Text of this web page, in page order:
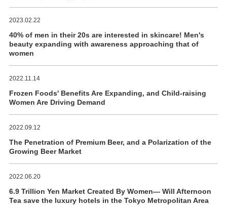
2023.02.22
40% of men in their 20s are interested in skincare! Men's
beauty expanding with awareness approaching that of
women
2022.11.14
Frozen Foods' Benefits Are Expanding, and Child-raising
Women Are Driving Demand
2022.09.12
The Penetration of Premium Beer, and a Polarization of the
Growing Beer Market
2022.06.20
6.9 Trillion Yen Market Created By Women― Will Afternoon
Tea save the luxury hotels in the Tokyo Metropolitan Area